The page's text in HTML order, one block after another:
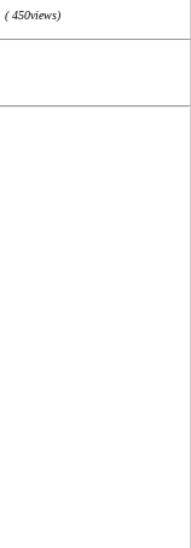
( 450views)